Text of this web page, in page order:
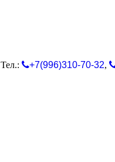
Тел.: +7(996)310-70-32,